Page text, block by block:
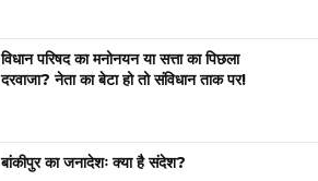
विधान परिषद का मनोनयन या सत्ता का पिछला
दरवाजा? नेता का बेटा हो तो संविधान ताक पर!
बांकीपुर का जनादेशः क्या है संदेश?